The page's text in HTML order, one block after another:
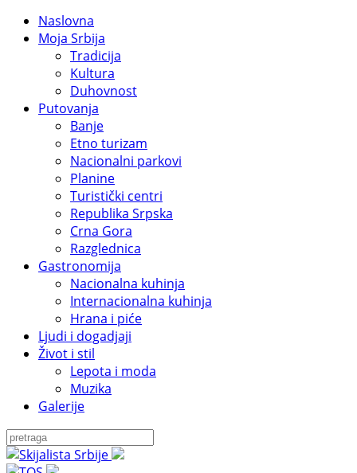
Naslovna
Moja Srbija
Tradicija
Kultura
Duhovnost
Putovanja
Banje
Etno turizam
Nacionalni parkovi
Planine
Turistički centri
Republika Srpska
Crna Gora
Razglednica
Gastronomija
Nacionalna kuhinja
Internacionalna kuhinja
Hrana i piće
Ljudi i dogadjaji
Život i stil
Lepota i moda
Muzika
Galerije